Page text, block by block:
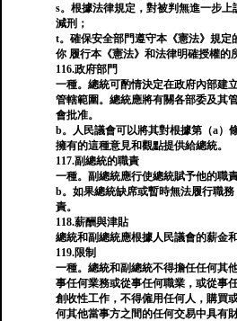
s。根據法律規定，對被判無進一步
減刑；
t。確保安全部門遵守本《憲法》規定
你 履行本《憲法》和法律明確授權的
116.政府部門
一種。總統可酌情決定在政府內部建
管轄範圍。總統應將有關各部委及其
會批准。
b。人民議會可以將其對根據第（a）
擁有的這種意見和觀點提供給總統。
117.副總統的職責
一種。副總統應行使總統賦予他的職責
b。如果總統缺席或暫時無法履行職
責。
118.薪酬與津貼
總統和副總統應根據人民議會的薪金
119.限制
一種。總統和副總統不得擔任任何其
事任何業務或從事任何職業，或從事
創收性工作，不得僱用任何人，購買
何其他當事方之間的任何交易中具有財